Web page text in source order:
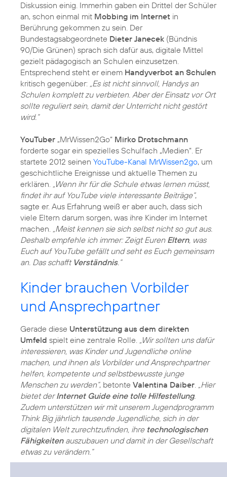
Diskussion einig. Immerhin gaben ein Drittel der Schüler
an, schon einmal mit Mobbing im Internet in
Berührung gekommen zu sein. Der
Bundestagsabgeordnete Dieter Janecek (Bündnis
90/Die Grünen) sprach sich dafür aus, digitale Mittel
gezielt pädagogisch an Schulen einzusetzen.
Entsprechend steht er einem Handyverbot an Schulen
kritisch gegenüber: „Es ist nicht sinnvoll, Handys an
Schulen komplett zu verbieten. Aber der Einsatz vor Ort
sollte reguliert sein, damit der Unterricht nicht gestört
wird.“
YouTuber „MrWissen2Go“ Mirko Drotschmann
forderte sogar ein spezielles Schulfach „Medien“. Er
startete 2012 seinen YouTube-Kanal MrWissen2go, um
geschichtliche Ereignisse und aktuelle Themen zu
erklären.
„Wenn ihr für die Schule etwas lernen müsst,
findet ihr auf YouTube viele interessante Beiträge“,
sagte er. Aus Erfahrung weiß er aber auch, dass sich
viele Eltern darum sorgen, was ihre Kinder im Internet
machen.
„Meist kennen sie sich selbst nicht so gut aus.
Deshalb empfehle ich immer: Zeigt Euren Eltern, was
Euch auf YouTube gefällt und seht es Euch gemeinsam
an. Das schafft Verständnis.“
Kinder brauchen Vorbilder
und Ansprechpartner
Gerade diese Unterstützung aus dem direkten
Umfeld spielt eine zentrale Rolle.
„Wir sollten uns dafür
interessieren, was Kinder und Jugendliche online
machen, und ihnen als Vorbilder und Ansprechpartner
helfen, kompetente und selbstbewusste junge
Menschen zu werden“, betonte Valentina Daiber
„Hier
bietet derInternet Guide eine tolle Hilfestellung.
Zudem unterstützen wir mit unserem Jugendprogramm
Think Big jährlich tausende Jugendliche, sich in der
digitalen Welt zurechtzufinden, ihre technologischen
Fähigkeiten auszubauen und damit in der Gesellschaft
etwas zu verändern.“